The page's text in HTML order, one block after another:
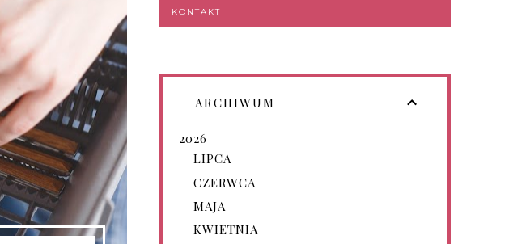
KONTAKT
ARCHIWUM
2026
LIPCA
CZERWCA
MAJA
KWIETNIA